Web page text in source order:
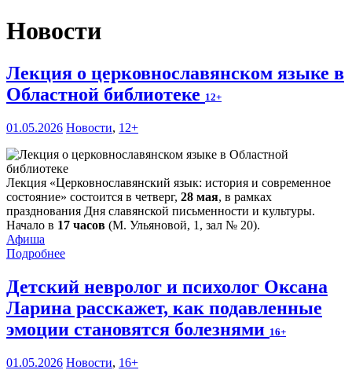
Новости
Лекция о церковнославянском языке в
Областной библиотеке 12+
01.05.2026 Новости, 12+
Лекция «Церковнославянский язык: история и современное
состояние» состоится в четверг, 28 мая, в рамках
празднования Дня славянской письменности и культуры.
Начало в 17 часов (М. Ульяновой, 1, зал № 20).
Афиша
Подробнее
Детский невролог и психолог Оксана
Ларина расскажет, как подавленные
эмоции становятся болезнями 16+
01.05.2026 Новости, 16+